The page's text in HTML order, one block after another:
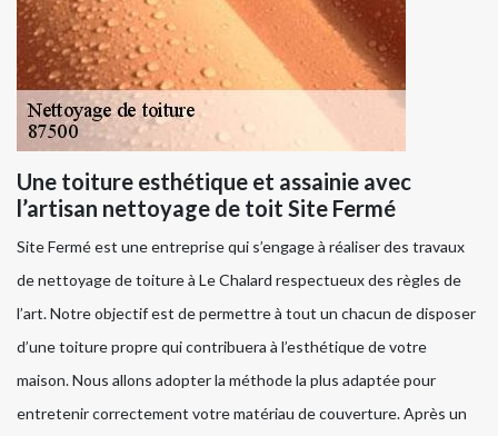
Une toiture esthétique et assainie avec
l’artisan nettoyage de toit Site Fermé
Site Fermé est une entreprise qui s’engage à réaliser des travaux
de nettoyage de toiture à Le Chalard respectueux des règles de
l’art. Notre objectif est de permettre à tout un chacun de disposer
d’une toiture propre qui contribuera à l’esthétique de votre
maison. Nous allons adopter la méthode la plus adaptée pour
entretenir correctement votre matériau de couverture. Après un